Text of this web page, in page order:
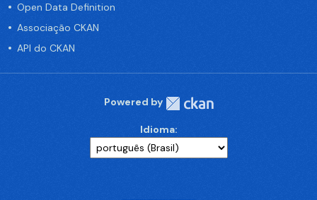
Open Data Definition
Associação CKAN
API do CKAN
Powered by
Idioma